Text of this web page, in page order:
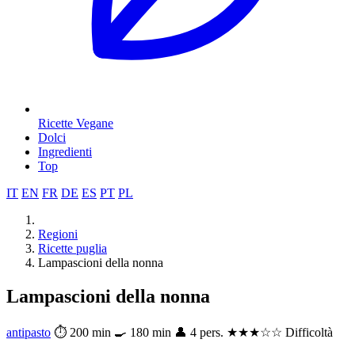
Ricette Vegane
Dolci
Ingredienti
Top
IT EN FR DE ES PT PL
Regioni
Ricette puglia
Lampascioni della nonna
Lampascioni della nonna
antipasto ⏱ 200 min 🍳 180 min 👤 4 pers. ★★★☆☆ Difficoltà